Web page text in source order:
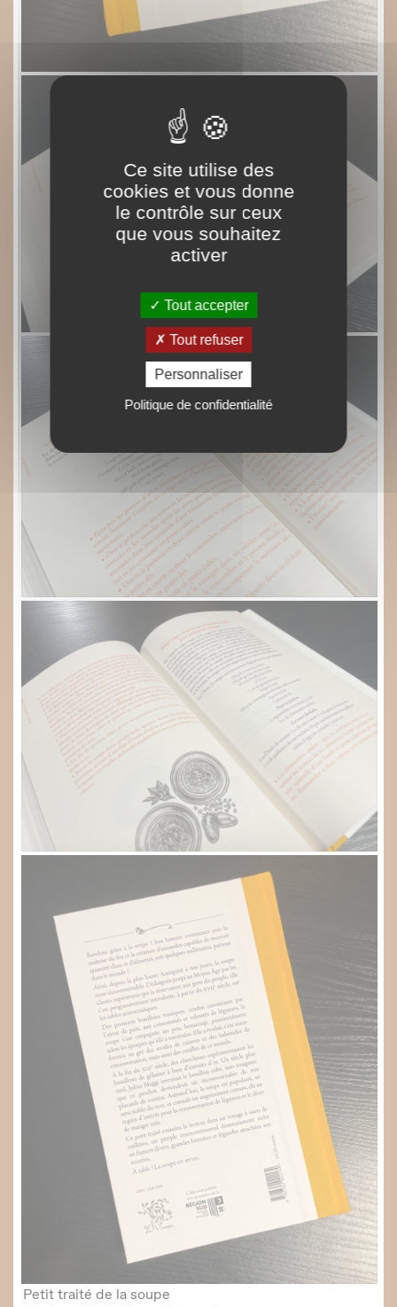
Ce site utilise des
cookies et vous donne
le contrôle sur ceux
que vous souhaitez
activer
Tout accepter
Tout refuser
Personnaliser
Politique de confidentialité